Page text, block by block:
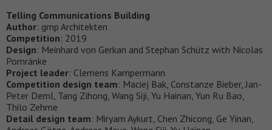
Telling Communications Building
Author: gmp Architekten
Competition: 2019
Design: Meinhard von Gerkan and Stephan Schütz with Nicolas
Pomränke
Project leader: Clemens Kampermann
Competition design team: Maciej Bak, Constanze Bieber, Jan-
Peter Deml, Tang Zihong, Wang Siji, Yu Hainan, Yun Ru Bao,
Thilo Zehme
Detail design team: Miryam Aykurt, Chen Zhicong, Ge Yinan,